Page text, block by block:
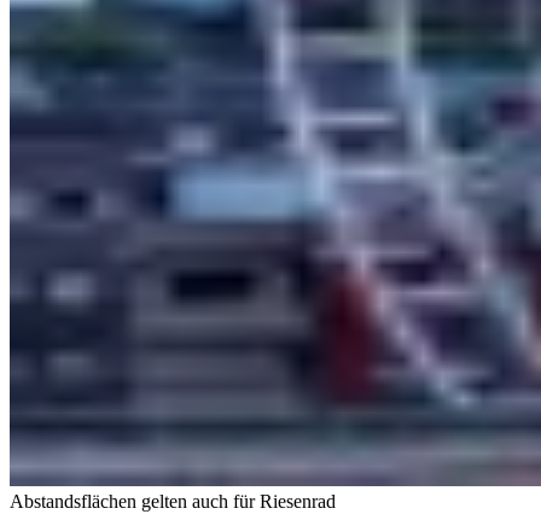
Abstandsflächen gelten auch für Riesenrad